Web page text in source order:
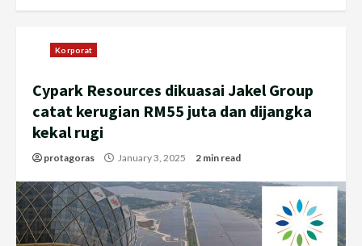
Korporat
Cypark Resources dikuasai Jakel Group
catat kerugian RM55 juta dan dijangka
kekal rugi
protagoras January 3, 2025 2 min read